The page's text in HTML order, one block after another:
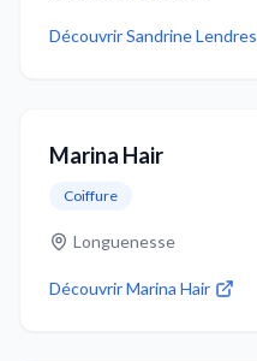
DécouvrirSandrine Lendres
Marina Hair
Coiffure
Longuenesse
DécouvrirMarina Hair